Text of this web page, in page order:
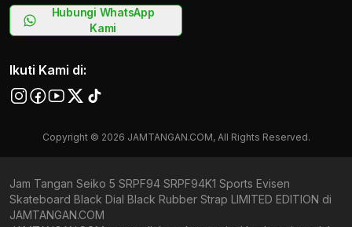
Hubungi WhatsApp
Kami
Ikuti Kami di:
Copyright © 2026 JAMTANGAN.COM, All Rights Reserved.
Jam Tangan Seiko 5 SRPF94 SRPF94K1 Sports Evisen
Skateboard Black Dial Black Rubber Strap LIMITED EDITION di
JAMTANGAN.COM